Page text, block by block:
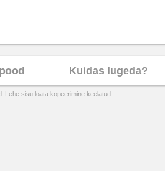
Kuidas lugeda?
Lehe sisu loata kopeerimine keelatud.